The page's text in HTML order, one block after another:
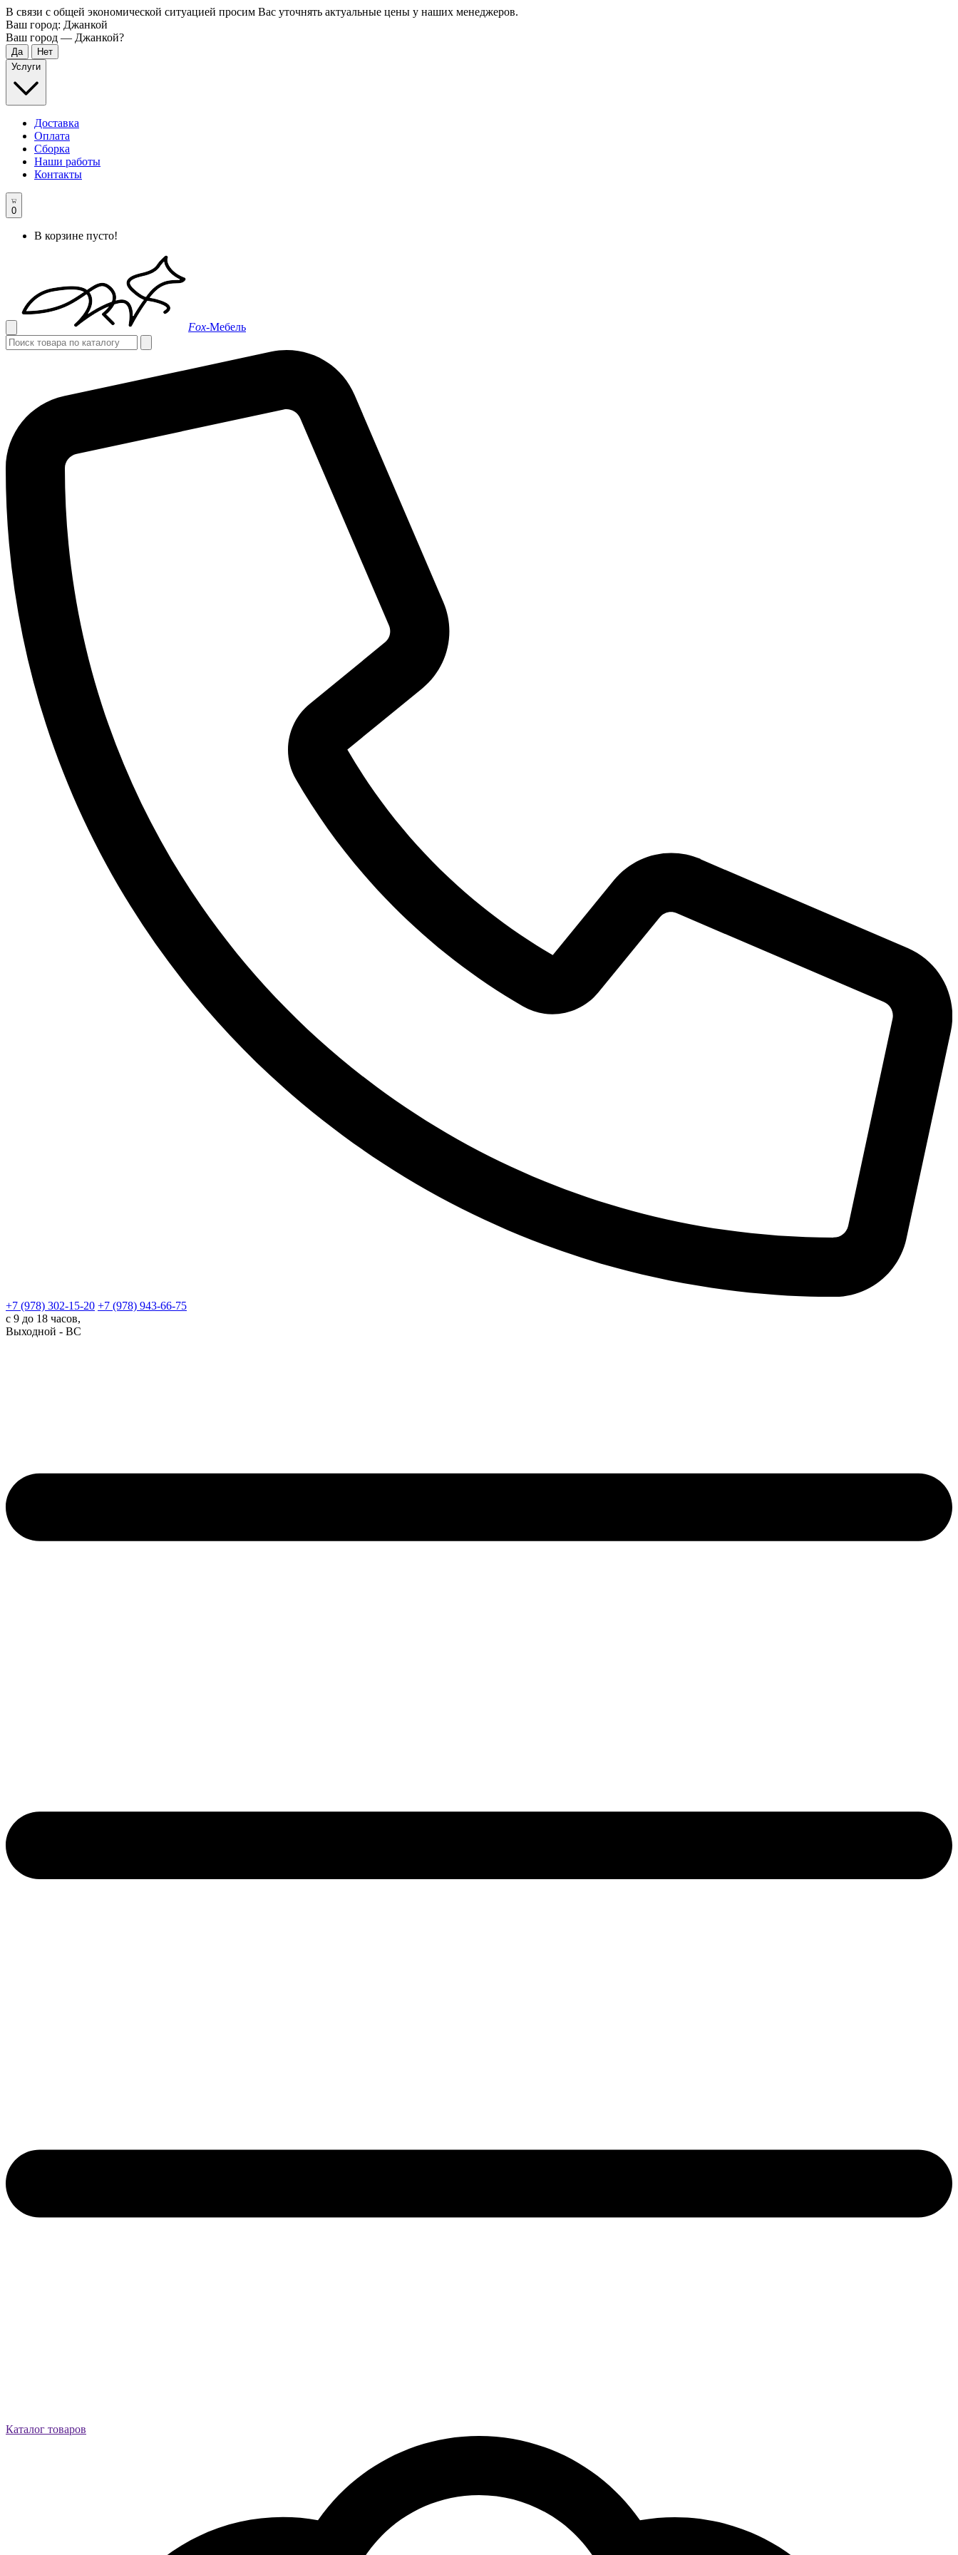
В связи с общей экономической ситуацией просим Вас уточнять актуальные цены у наших менеджеров.
Ваш город: Джанкой
Ваш город — Джанкой?
Услуги
Доставка
Оплата
Сборка
Наши работы
Контакты
0
В корзине пусто!
Fox-Мебель
+7 (978) 302-15-20 +7 (978) 943-66-75
с 9 до 18 часов,
Выходной - ВС
Каталог товаров